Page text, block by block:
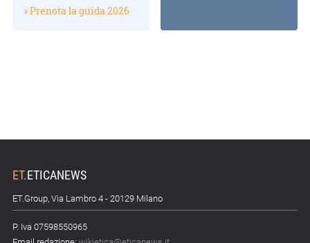
» Prenota la guida 2026
ET.ETICANEWS
ET.Group, Via Lambro 4 - 20129 Milano
P. Iva 07598550965